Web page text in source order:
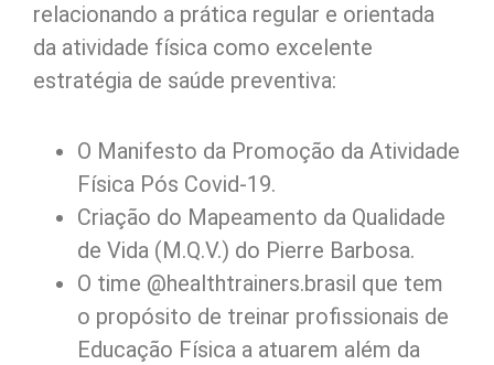
relacionando a prática regular e orientada
da atividade física como excelente
estratégia de saúde preventiva:
O Manifesto da Promoção da Atividade
Física Pós Covid-19.
Criação do Mapeamento da Qualidade
de Vida (M.Q.V.) do Pierre Barbosa.
O time @healthtrainers.brasil que tem
o propósito de treinar profissionais de
Educação Física a atuarem além da